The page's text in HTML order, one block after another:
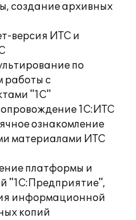
создание архивных
версия ИТС и
по
работы с
"1С"
1С:ИТС
ознакомление
материалами ИТС
платформы и
"1С:Предприятие",
информационной
копий